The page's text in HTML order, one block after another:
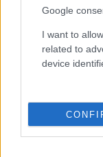
Google
I want to
related to
device